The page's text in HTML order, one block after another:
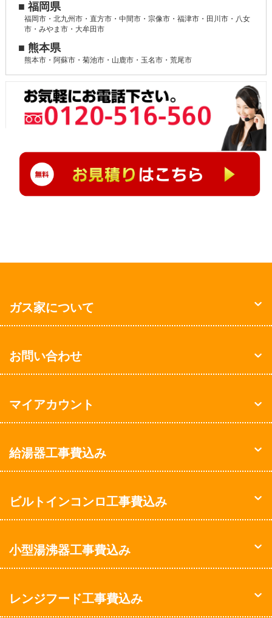
■ 福岡県
福岡市・北九州市・直方市・中間市・宗像市・福津市・田川市・八女
市・みやま市・大牟田市
■ 熊本県
熊本市・阿蘇市・菊池市・山鹿市・玉名市・荒尾市
ガス家について
お問い合わせ
マイアカウント
給湯器工事費込み
ビルトインコンロ工事費込み
小型湯沸器工事費込み
レンジフード工事費込み